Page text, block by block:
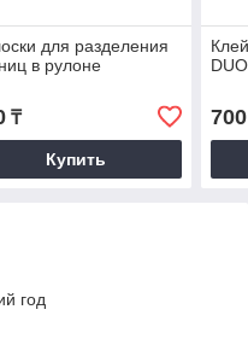
для разделения
в рулоне
₸
Купить
700
год